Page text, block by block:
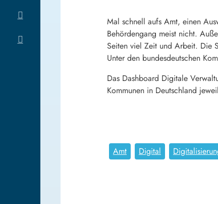
Mal schnell aufs Amt, einen
Behördengang meist nicht.
Seiten viel Zeit und Arbeit. Die
Unter den bundesdeutschen
Das Dashboard Digitale
Kommunen in Deutschland
Amt Digital